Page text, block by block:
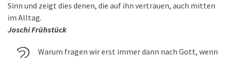
Sinn und zeigt dies denen, die auf ihn vertrauen, auch mitten
im Alltag.
Joschi Frühstück
Warum fragen wir erst immer dann nach Gott, wenn